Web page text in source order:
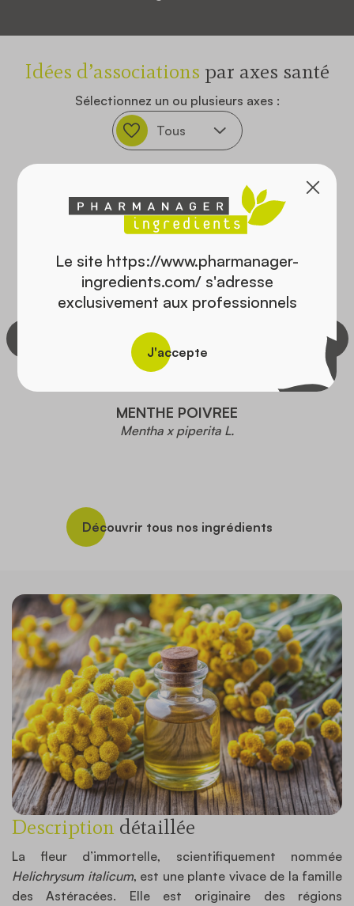
Idées d’associations par axes santé
Sélectionnez un ou plusieurs axes :
MENTHE POIVREE
Mentha x piperita L.
Découvrir tous nos ingrédients
Description détaillée
La fleur d’immortelle, scientifiquement nommée
Helichrysum italicum, est une plante vivace de la famille
des Astéracées. Elle est originaire des régions
Le site https://www.pharmanager-
ingredients.com/ s'adresse
exclusivement aux professionnels
J'accepte